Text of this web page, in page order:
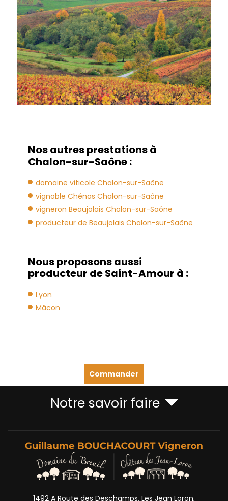
Nos autres prestations à
Chalon-sur-Saône :
domaine viticole Chalon-sur-Saône
vignoble Chénas Chalon-sur-Saône
vigneron Beaujolais Chalon-sur-Saône
producteur de Beaujolais Chalon-sur-Saône
Nous proposons aussi
producteur de Saint-Amour à :
Lyon
Mâcon
Commander
Notre savoir faire
1492 A Route des Deschamps, Les Jean Loron,